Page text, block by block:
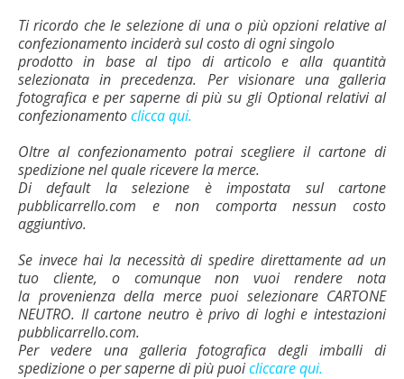
Ti ricordo che le selezione di una o più opzioni relative al
confezionamento inciderà sul costo di ogni singolo
prodotto in base al tipo di articolo e alla quantità
selezionata in precedenza. Per visionare una galleria
fotografica e per saperne di più su gli Optional relativi al
confezionamentoclicca qui.
Oltre al confezionamento potrai scegliere il cartone di
spedizione nel quale ricevere la merce.
Di default la selezione è impostata sul cartone
pubblicarrello.com e non comporta nessun costo
aggiuntivo.
Se invece hai la necessità di spedire direttamente ad un
tuo cliente, o comunque non vuoi rendere nota
la provenienza della merce puoi selezionare CARTONE
NEUTRO. Il cartone neutro è privo di loghi e intestazioni
pubblicarrello.com.
Per vedere una galleria fotografica degli imballi di
spedizione o per saperne di più puoicliccare qui.